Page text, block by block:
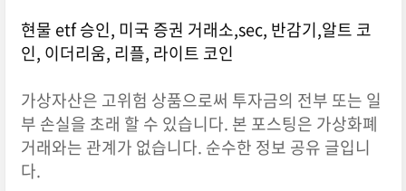
현물 etf 승인, 미국 증권 거래소,sec, 반감기,알트 코
인, 이더리움, 리플, 라이트 코인
가상자산은 고위험 상품으로써 투자금의 전부 또는 일
부 손실을 초래 할 수 있습니다. 본 포스팅은 가상화폐
거래와는 관계가 없습니다. 순수한 정보 공유 글입니
다.